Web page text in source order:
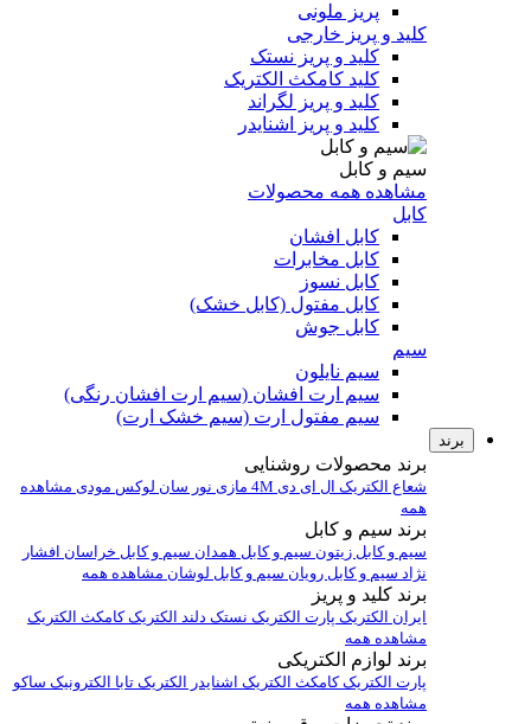
پریز ملونی
کلید و پریز خارجی
کلید و پریز نستک
کلید کامکث الکتریک
کلید و پریز لگراند
کلید و پریز اشنایدر
سیم و کابل
مشاهده همه محصولات
کابل
کابل افشان
کابل مخابرات
کابل نسوز
کابل مفتول (کابل خشک)
کابل جوش
سیم
سیم نایلون
سیم ارت افشان (سیم ارت افشان رنگی)
سیم مفتول ارت (سیم خشک ارت)
برند
برند محصولات روشنایی
شعاع الکتریک ال ای دی 4M مازی نور سان لوکس مودی مشاهده
همه
برند سیم و کابل
سیم و کابل زیتون سیم و کابل همدان سیم و کابل خراسان افشار
نژاد سیم و کابل رویان سیم و کابل لوشان مشاهده همه
برند کلید و پریز
ایران الکتریک پارت الکتریک نستک دلند الکتریککامکث الکتریک
مشاهده همه
برند لوازم الکتریکی
پارت الکتریککامکث الکتریک اشنایدر الکتریک تابا الکترونیک ساکو
مشاهده همه